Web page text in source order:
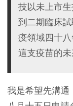
技以未上市
到二期臨床
疫領域四十
這支疫苗的未
我是希望先溝通